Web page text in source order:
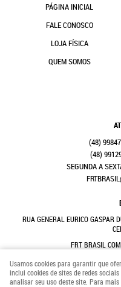
PÁGINA INICIAL
FALE CONOSCO
LOJA FÍSICA
QUEM SOMOS
(48)
(48)
SEGUNDA A
RUA GENERAL EURICO GASPAR
FRT BRASIL
Usamos cookies para garantir que
inclui cookies de sites de redes
analisar seu uso deste site. Para